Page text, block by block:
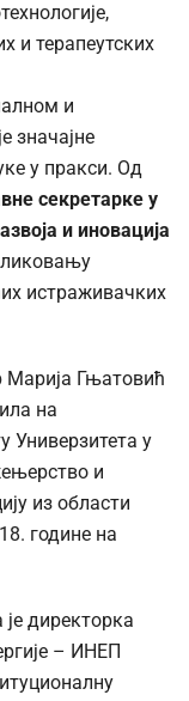
и терапеутских
и
значајне
у пракси. Од
секретарке у
и иновација
истраживачких
Марија Гњатовић
на
Универзитета у
и
из области
године на
директорка
– ИНЕП